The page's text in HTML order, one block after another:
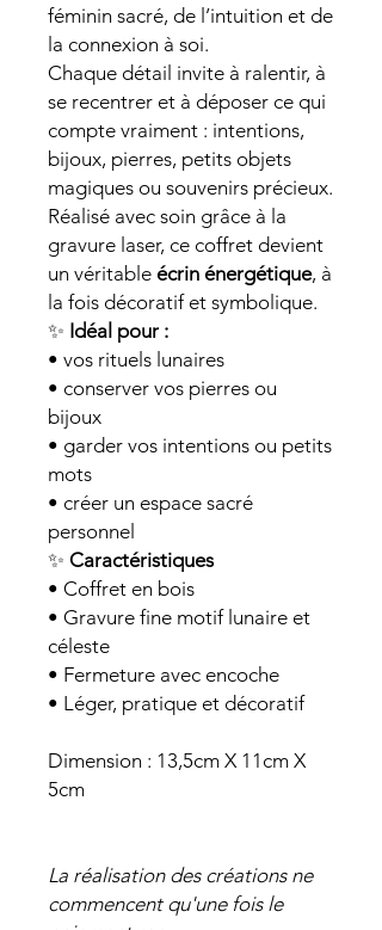
féminin sacré, de l’intuition et de
la connexion à soi.
Chaque détail invite à ralentir, à
se recentrer et à déposer ce qui
compte vraiment : intentions,
bijoux, pierres, petits objets
magiques ou souvenirs précieux.
Réalisé avec soin grâce à la
gravure laser, ce coffret devient
un véritable écrin énergétique, à
la fois décoratif et symbolique.
✨ Idéal pour :
• vos rituels lunaires
• conserver vos pierres ou
bijoux
• garder vos intentions ou petits
mots
• créer un espace sacré
personnel
✨ Caractéristiques
• Coffret en bois
• Gravure fine motif lunaire et
céleste
• Fermeture avec encoche
• Léger, pratique et décoratif
Dimension : 13,5cm X 11cm X
5cm
La réalisation des créations ne
commencent qu'une fois le